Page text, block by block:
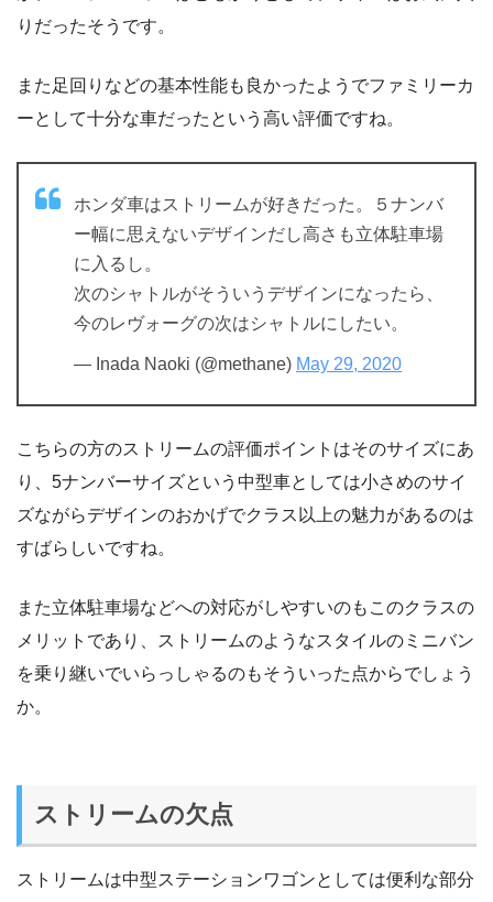
りだったそうです。
また足回りなどの基本性能も良かったようでファミリーカ
ーとして十分な車だったという高い評価ですね。
ホンダ車はストリームが好きだった。５ナンバ
ー幅に思えないデザインだし高さも立体駐車場
に入るし。
次のシャトルがそういうデザインになったら、
今のレヴォーグの次はシャトルにしたい。
— Inada Naoki (@methane) May 29, 2020
こちらの方のストリームの評価ポイントはそのサイズにあ
り、5ナンバーサイズという中型車としては小さめのサイ
ズながらデザインのおかげでクラス以上の魅力があるのは
すばらしいですね。
また立体駐車場などへの対応がしやすいのもこのクラスの
メリットであり、ストリームのようなスタイルのミニバン
を乗り継いでいらっしゃるのもそういった点からでしょう
か。
ストリームの欠点
ストリームは中型ステーションワゴンとしては便利な部分